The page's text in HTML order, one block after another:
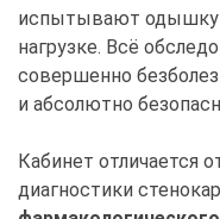
испытывают одышку
нагрузке. Всё
совершенно
и абсолютно
Кабинет отличается
диагностики